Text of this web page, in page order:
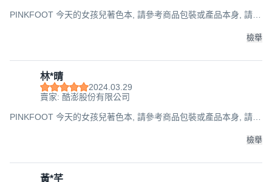
PINKFOOT 今天的女孩兒著色本, 請參考商品包裝或產品本身, 請參
檢舉
林*晴
2024.03.29
賣家: 酷澎股份有限公司
PINKFOOT 今天的女孩兒著色本, 請參考商品包裝或產品本身, 請參
檢舉
黃*芊